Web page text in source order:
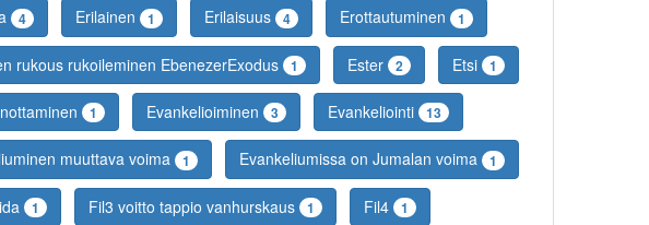
4 Erilainen 1 Erilaisuus 4 Erottautuminen 1
rukous rukoileminen EbenezerExodus 1 Ester 2 Etsi 1
1 Evankelioiminen 3 Evankeliointi 13
muuttava voima 1 Evankeliumissa on Jumalan voima 1
1 Fil3 voitto tappio vanhurskaus 1 Fil4 1